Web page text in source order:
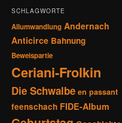
SCHLAGWORTE
Allumwandlung Andernach
Anticirce Bahnung
Beweispartie
Ceriani-Frolkin
Die Schwalbe en passant
feenschach FIDE-Album